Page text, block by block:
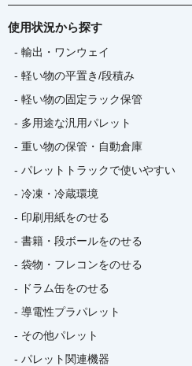
使用状況から探す
- 輸出・ワンウェイ
- 軽い物の平置き/段積み
- 軽い物の固定ラック保管
- 多用途な汎用パレット
- 重い物の保管・自動倉庫
- パレットトラックで使いやすい
- 冷凍・冷蔵環境
- 印刷用紙をのせる
- 書籍・段ボールをのせる
- 袋物・フレコンをのせる
- ドラム缶をのせる
- 導電性プラパレット
- その他パレット
- パレット関連機器